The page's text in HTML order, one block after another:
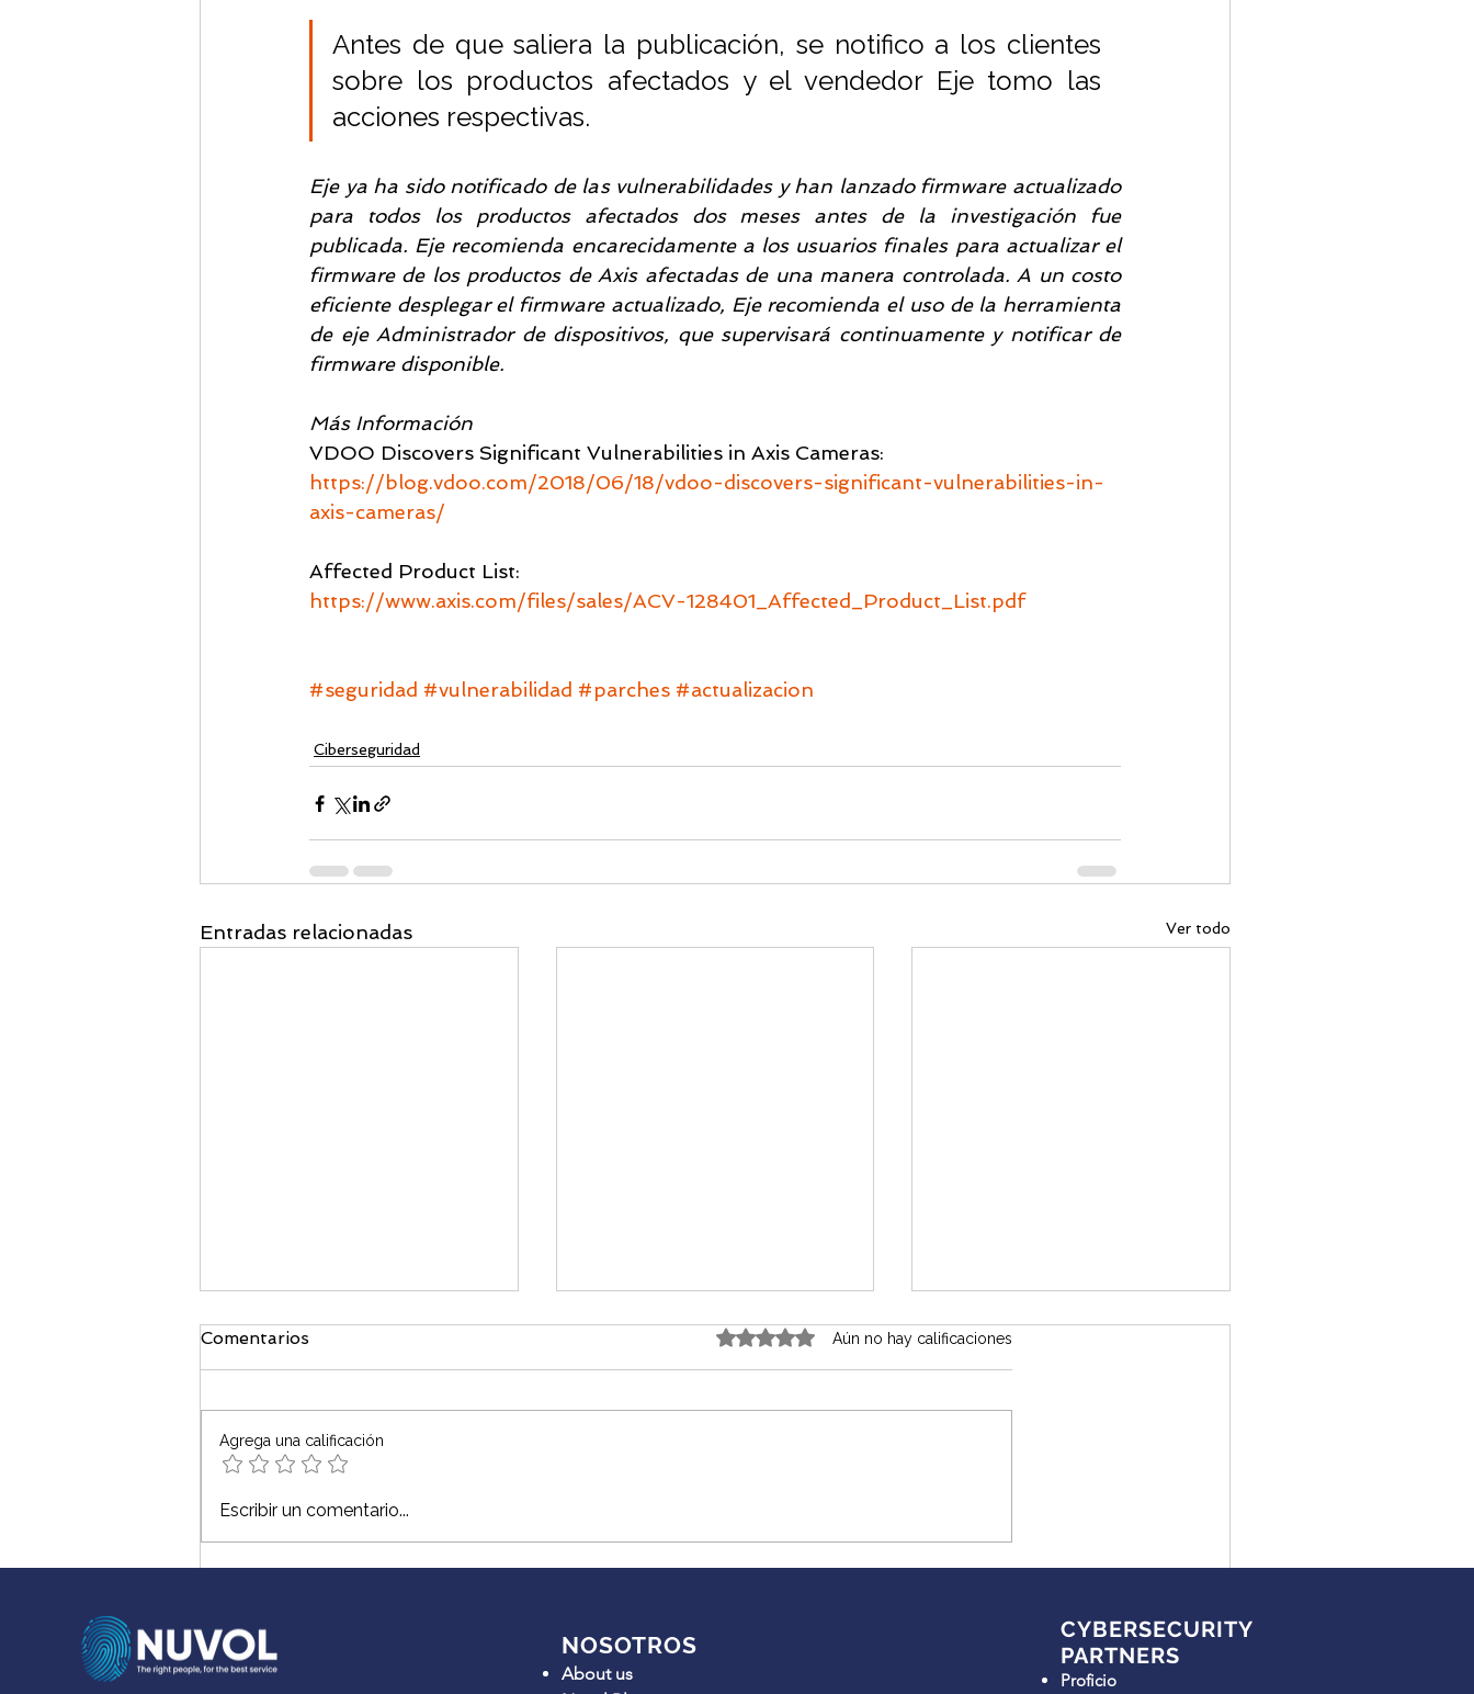
Antes de que saliera la publicación, se notifico a los clientes
sobre los productos afectados y el vendedor Eje tomo las
acciones respectivas.
Eje ya ha sido notificado de las vulnerabilidades y han lanzado firmware actualizado
para todos los productos afectados dos meses antes de la investigación fue
publicada. Eje recomienda encarecidamente a los usuarios finales para actualizar el
firmware de los productos de Axis afectadas de una manera controlada. A un costo
eficiente desplegar el firmware actualizado, Eje recomienda el uso de la herramienta
de eje Administrador de dispositivos, que supervisará continuamente y notificar de
firmware disponible.
Más Información
VDOO Discovers Significant Vulnerabilities in Axis Cameras:
https://blog.vdoo.com/2018/06/18/vdoo-discovers-significant-vulnerabilities-in-
axis-cameras/
Affected Product List:
https://www.axis.com/files/sales/ACV-128401_Affected_Product_List.pdf
#seguridad #vulnerabilidad #parches #actualizacion
Ciberseguridad
Entradas relacionadas Ver todo
¿Qué es Picus y la
México y LATAM
empresas en México — y
Comentarios Obtuvo 0 de 5 estrellas.
Aún no hay calificaciones
Agrega una calificación
Escribir un comentario...
NOSOTROS
About us
CYBERSECURITY
PARTNERS
Proficio